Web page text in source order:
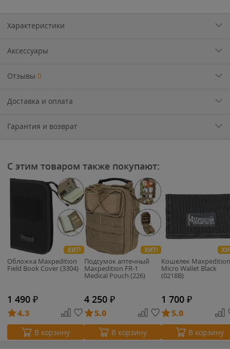
Характеристики
Аксессуары
Отзывы 0
Доставка и оплата
Гарантия и возврат
С этим товаром также покупают:
ХИТ!
Обложка Maxpedition
Field Book Cover (3304)
1 490 ₽
4.3
В корзину
ХИТ!
Подсумок аптечный
Maxpedition FR-1
Medical Pouch (226)
4 250 ₽
5.0
В корзину
Кошелек Maxpedition
Micro Wallet Black
(0218B)
1 700 ₽
5.0
В корзину